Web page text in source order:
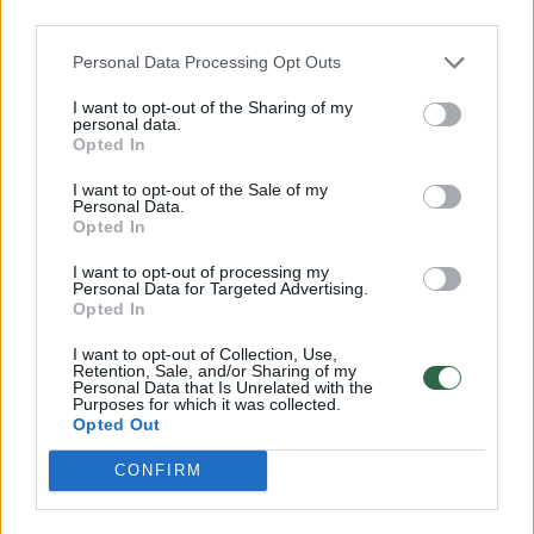
Personal Data Processing Opt Outs
I want to opt-out of the Sharing of my
personal data.
Opted In
I want to opt-out of the Sale of my
Personal Data.
Opted In
I want to opt-out of processing my
Personal Data for Targeted Advertising.
Opted In
I want to opt-out of Collection, Use,
Retention, Sale, and/or Sharing of my
Personal Data that Is Unrelated with the
Purposes for which it was collected.
Opted Out
CONFIRM
bet girtis turbūt būtų neetiška“, – kalbėjo ji.
Seimo nariams kilo ir daugiau klausimų dėl
kandidatės principingumo ir buvo priminta
viena neseniai parašyta ekspertinė išvada,
susijusi su partijų finansavimo įstatymu.
Išvadoje M. Vainiutė, kaip jos rengėja, turėjo
narių Algirdo Syso, buvo parašyta, kad viskas
analizuotame įstatyme yra gerai.
M.Vainiutė tikino laukusi šio klausimo ir
atsakė, kad tai buvo tik rekomendacinio